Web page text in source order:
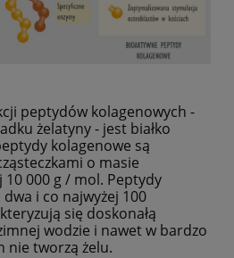
peptydów kolagenowych -
żelatyny - jest białko
kolagenowe są
o masie
10 000 g / mol. Peptydy
i co najwyżej 100
się doskonałą
wodzie i nawet w bardzo
nie tworzą żelu.